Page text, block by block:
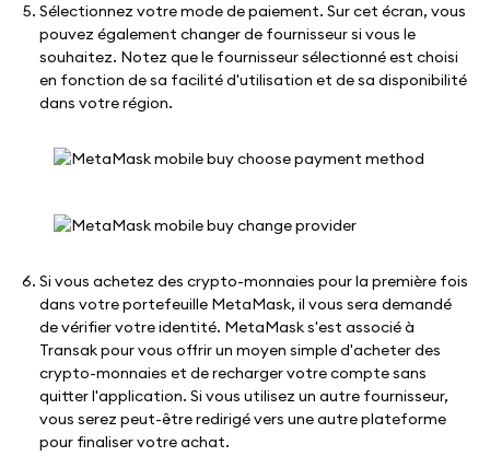
Sélectionnez votre mode de paiement. Sur cet écran, vous
pouvez également changer de fournisseur si vous le
souhaitez. Notez que le fournisseur sélectionné est choisi
en fonction de sa facilité d'utilisation et de sa disponibilité
dans votre région.
Si vous achetez des crypto-monnaies pour la première fois
dans votre portefeuille MetaMask, il vous sera demandé
de vérifier votre identité. MetaMask s'est associé à
Transak pour vous offrir un moyen simple d'acheter des
crypto-monnaies et de recharger votre compte sans
quitter l'application. Si vous utilisez un autre fournisseur,
vous serez peut-être redirigé vers une autre plateforme
pour finaliser votre achat.